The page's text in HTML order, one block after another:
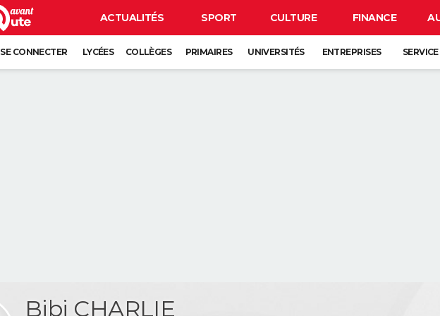
ACTUALITÉS SPORT CULTURE FINANCE
SE CONNECTER LYCÉES COLLÈGES PRIMAIRES UNIVERSITÉS ENTREPRISES
Bibi CHARLIE